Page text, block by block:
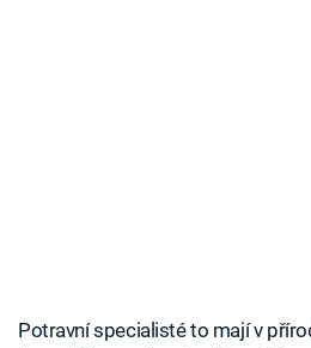
Potravní specialisté to mají v